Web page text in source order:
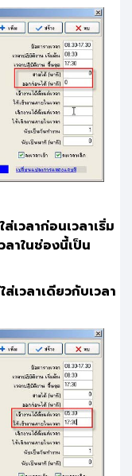
เวลาก่อนเวลาเริ่ม
าในช่องนี้เป็น
ส่เวลาเดียวกับเวลา